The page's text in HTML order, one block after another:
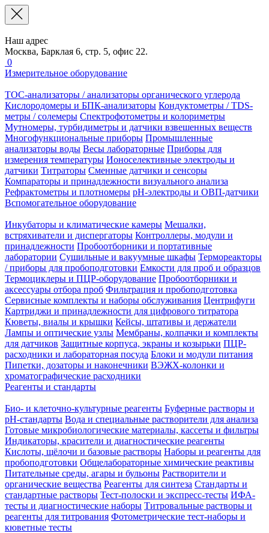
Наш адрес
Москва, Барклая 6, стр. 5, офис 22.
0
Измерительное оборудование
TOC-анализаторы / анализаторы органического углерода
Кислородомеры и БПК-анализаторы Кондуктометры / TDS-
метры / солемеры Спектрофотометры и колориметры
Мутномеры, турбидиметры и датчики взвешенных веществ
Многофункциональные приборы Промышленные
анализаторы воды Весы лабораторные Приборы для
измерения температуры Ионоселективные электроды и
датчики Титраторы Сменные датчики и сенсоры
Компараторы и принадлежности визуального анализа
Рефрактометры и плотномеры pH-электроды и ОВП-датчики
Вспомогательное оборудование
Инкубаторы и климатические камеры Мешалки,
встряхиватели и диспергаторы Контроллеры, модули и
принадлежности Пробоотборники и портативные
лаборатории Сушильные и вакуумные шкафы Термореакторы
/ приборы для пробоподготовки Емкости для проб и образцов
Термоциклеры и ПЦР-оборудование Пробоотборники и
аксессуары отбора проб Фильтрация и пробоподготовка
Сервисные комплекты и наборы обслуживания Центрифуги
Картриджи и принадлежности для цифрового титратора
Кюветы, виалы и крышки Кейсы, штативы и держатели
Лампы и оптические узлы Мембраны, колпачки и комплекты
для датчиков Защитные корпуса, экраны и козырьки ПЦР-
расходники и лабораторная посуда Блоки и модули питания
Пипетки, дозаторы и наконечники ВЭЖХ-колонки и
хроматографические расходники
Реагенты и стандарты
Био- и клеточно-культурные реагенты Буферные растворы и
pH-стандарты Вода и специальные растворители для анализа
Готовые микробиологические материалы, кассеты и фильтры
Индикаторы, красители и диагностические реагенты
Кислоты, щёлочи и базовые растворы Наборы и реагенты для
пробоподготовки Общелабораторные химические реактивы
Питательные среды, агары и бульоны Растворители и
органические вещества Реагенты для синтеза Стандарты и
стандартные растворы Тест-полоски и экспресс-тесты ИФА-
тесты и диагностические наборы Титровальные растворы и
реагенты для титрования Фотометрические тест-наборы и
кюветные тесты